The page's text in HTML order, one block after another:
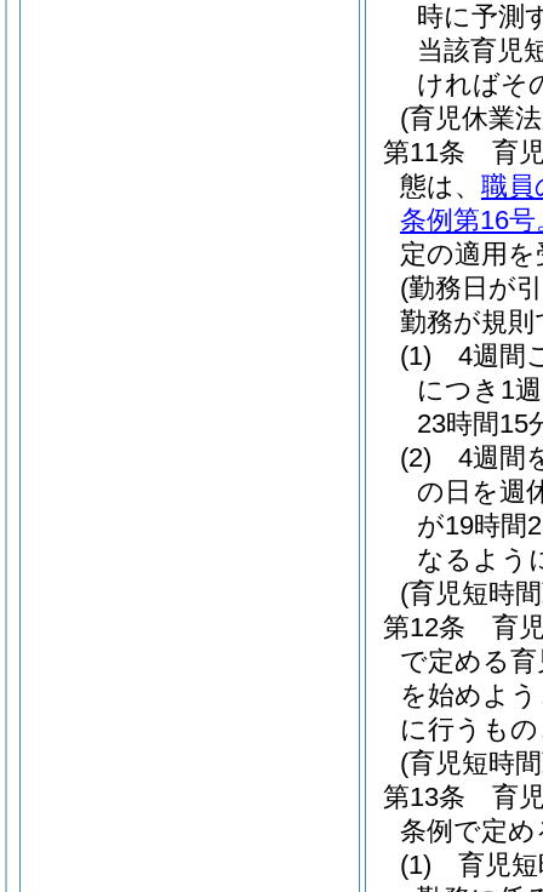
時に予測
当該育児
ければそ
(育児休業
第11条
育
態は、 職員
条例第16
定の適用
(勤務日が
勤務が規
(1)
4週間
につき1
23時間15
(2)
4週間
の日を週
が19時間
なるよう
(育児短時
第12条
育
で定める
を始めよ
に行うも
(育児短時
第13条
育
条例で定
(1)
育児